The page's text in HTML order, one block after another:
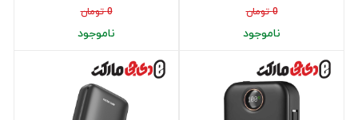
ساعت(12...
0 تومان
ناموجود
0 تومان
ناموجود